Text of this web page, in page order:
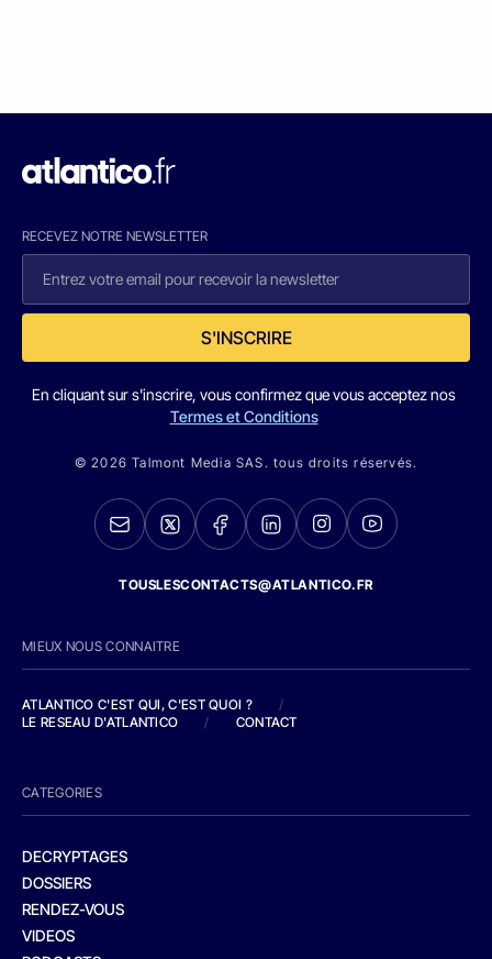
RECEVEZ NOTRE NEWSLETTER
S'INSCRIRE
En cliquant sur s'inscrire, vous confirmez que vous acceptez nos
Termes et Conditions
© 2026 Talmont Media SAS. tous droits réservés.
TOUSLESCONTACTS@ATLANTICO.FR
MIEUX NOUS CONNAITRE
ATLANTICO C'EST QUI, C'EST QUOI ?
/
LE RESEAU D'ATLANTICO
/ CONTACT
CATEGORIES
DECRYPTAGES
DOSSIERS
RENDEZ-VOUS
VIDEOS